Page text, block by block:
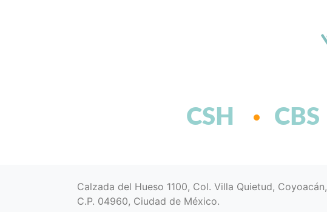
CSH CBS
Calzada del Hueso 1100, Col. Villa Quietud, Coyoacán,
C.P. 04960, Ciudad de México.